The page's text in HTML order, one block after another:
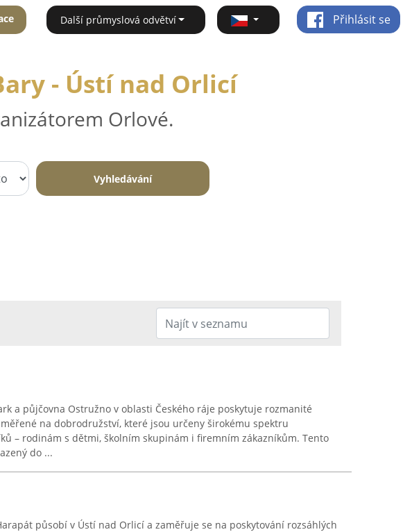
Další průmyslová odvětví Přihlásit se
- Ústí nad Orlicí
Orlové.
Vyhledávání
a půjčovna Ostružno v oblasti Českého ráje poskytuje rozmanité
na dobrodružství, které jsou určeny širokému spektru
– rodinám s dětmi, školním skupinám i firemním zákazníkům. Tento
do ...
působí v Ústí nad Orlicí a zaměřuje se na poskytování rozsáhlých